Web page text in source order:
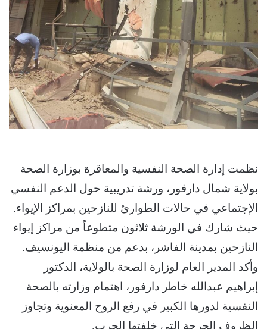
نظمت إدارة الصحة النفسية والمعاقرة بوزارة الصحة
بولاية شمال دارفور، ورشة تدريبية حول الدعم النفسي
الإجتماعي في حالات الطوارئ للنازحين بمراكز الإيواء.
حيث شارك في الورشة ثلاثون متطوعاً من مراكز إيواء
النازحين بمدينة الفاشر، بدعم من منظمة اليونسيف.
وأكد المدير العام لوزارة الصحة بالولاية، الدكتور
إبراهيم عبدالله خاطر دارفور، اهتمام وزارته بالصحة
النفسية لدورها الكبير في رفع الروح المعنوية وتجاوز
الظروف الحرجة التي خلفتها الحرب.